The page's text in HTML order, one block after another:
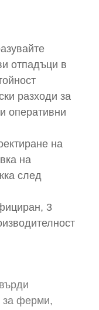
отпадъци в
разходи за
оперативни
на
на
след
3
за ферми,